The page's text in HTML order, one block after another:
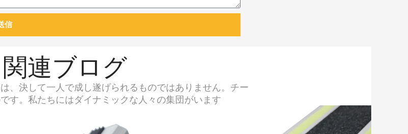
信
関連ブログ
、決して一人で成し遂げられるものではありません。チー
す。私たちにはダイナミックな人々の集団がいます